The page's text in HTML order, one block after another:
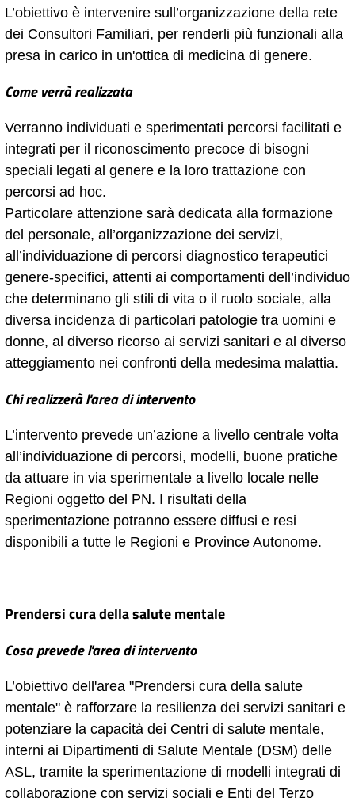
L’obiettivo è intervenire sull’organizzazione della rete
dei Consultori Familiari, per renderli più funzionali alla
presa in carico in un'ottica di medicina di genere.
Come verrà realizzata
Verranno individuati e sperimentati percorsi facilitati e
integrati per il riconoscimento precoce di bisogni
speciali legati al genere e la loro trattazione con
percorsi ad hoc.
Particolare attenzione sarà dedicata alla formazione
del personale, all’organizzazione dei servizi,
all’individuazione di percorsi diagnostico terapeutici
genere-specifici, attenti ai comportamenti dell’individuo
che determinano gli stili di vita o il ruolo sociale, alla
diversa incidenza di particolari patologie tra uomini e
donne, al diverso ricorso ai servizi sanitari e al diverso
atteggiamento nei confronti della medesima malattia.
Chi realizzerà l'area di intervento
L’intervento prevede un’azione a livello centrale volta
all’individuazione di percorsi, modelli, buone pratiche
da attuare in via sperimentale a livello locale nelle
Regioni oggetto del PN. I risultati della
sperimentazione potranno essere diffusi e resi
disponibili a tutte le Regioni e Province Autonome.
Prendersi cura della salute mentale
Cosa prevede l'area di intervento
L’obiettivo dell'area "Prendersi cura della salute
mentale" è rafforzare la resilienza dei servizi sanitari e
potenziare la capacità dei Centri di salute mentale,
interni ai Dipartimenti di Salute Mentale (DSM) delle
ASL, tramite la sperimentazione di modelli integrati di
collaborazione con servizi sociali e Enti del Terzo